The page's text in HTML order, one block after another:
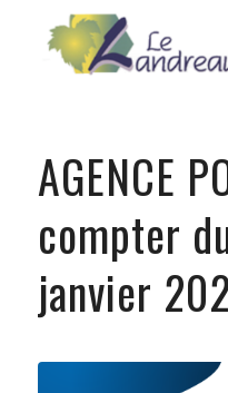
AGENCE
compter
janvier